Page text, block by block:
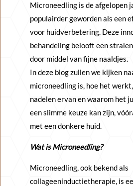
Microneedling is de afgelopen
populairder geworden als een
voor huidverbetering. Deze
behandeling belooft een
door middel van fijne naaldjes.
In deze blog zullen we kijken
microneedling is, hoe het
nadelen ervan en waarom het
een slimme keuze kan zijn,
met een donkere huid.
Wat is Microneedling?
Microneedling, ook bekend als
collageeninductietherapie, is